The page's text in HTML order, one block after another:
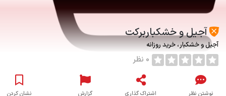
آجیل و خشکباربرکت
آجیل و خشکبار خرید روزانه
0 نظر
نوشتن نظر اشتراک گذاری گزارش نشان کردن